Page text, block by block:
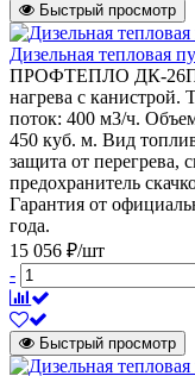
Быстрый просмотр
Дизельная
ПРОФТЕПЛО ДК-26ПК
нагрева с
поток: 400 м3/ч.
450 куб. м. Вид
защита от перегрева,
предохранитель
Гарантия от
года.
15 056 ₽/шт
-
Быстрый просмотр